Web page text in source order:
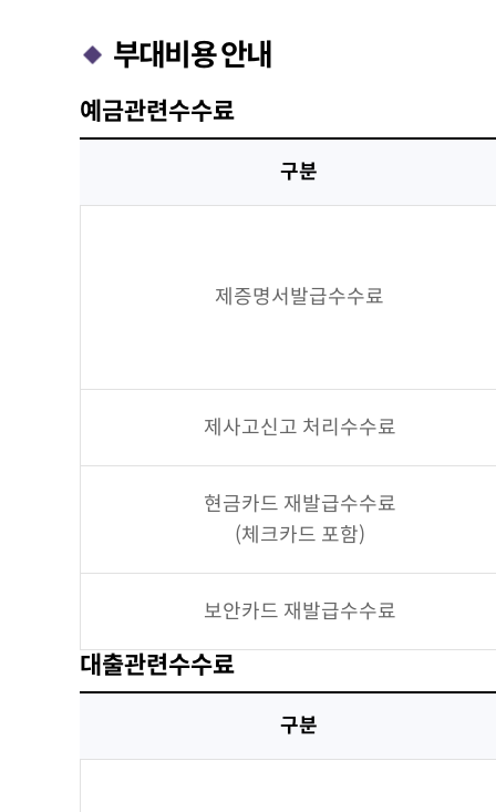
부대비용 안내
예금관련수수료
구분
제증명서발급수수료
제사고신고 처리수수료
현금카드 재발급수수료
(체크카드 포함)
보안카드 재발급수수료
대출관련수수료
구분